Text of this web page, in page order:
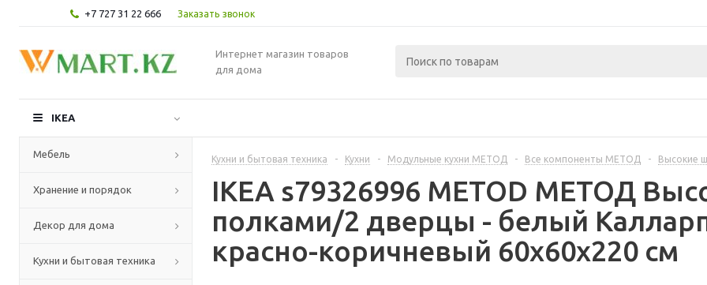
+7 727 31 22 666 Заказать звонок
Интернет магазин товаров
для дома
IKEA
Мебель
Хранение и порядок
Декор для дома
Кухни и бытовая техника
Кухни и бытовая техника - Кухни - Модульные кухни МЕТОД - Все компоненты МЕТОД - Высокие
IKEA s79326996 METOD МЕТОД
полками/2 дверцы - белый
красно-коричневый 60x60x220 см